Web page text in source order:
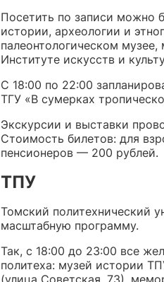
Посетить по записи можно
истории, археологии и
палеонтологическом
Институте искусств и
С 18:00 по 22:00
ТГУ «В сумерках
Экскурсии и выставки
Стоимость билетов: для
пенсионеров — 200 рублей.
ТПУ
Томский политехнический
масштабную программу.
Так, с 18:00 до 23:00 все
политеха: музей истории